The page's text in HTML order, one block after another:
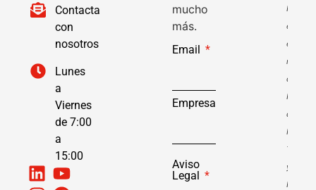
Contacta
con
nosotros
Lunes
a
Viernes
de 7:00
a
15:00
mucho
más.
Email
Empresa
Aviso
Legal
en
el
marco
del
Plan
de
y